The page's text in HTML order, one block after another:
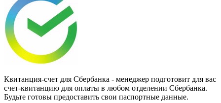
Квитанция-счет для Сбербанка - менеджер подготовит для вас
счет-квитанцию для оплаты в любом отделении Сбербанка.
Будьте готовы предоставить свои паспортные данные.